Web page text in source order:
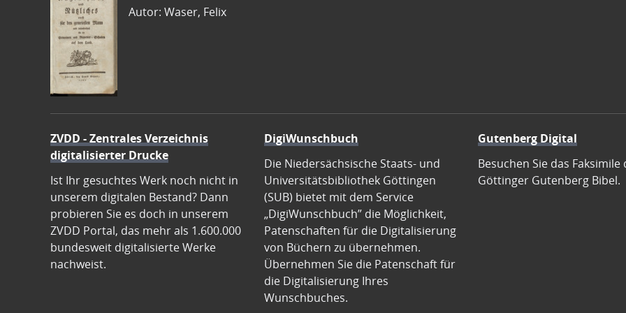
Autor: Waser, Felix
ZVDD - Zentrales Verzeichnis
digitalisierter Drucke
Ist Ihr gesuchtes Werk noch nicht in
unserem digitalen Bestand? Dann
probieren Sie es doch in unserem
ZVDD Portal, das mehr als 1.600.000
bundesweit digitalisierte Werke
nachweist.
DigiWunschbuch
Die Niedersächsische Staats- und
Universitätsbibliothek Göttingen
(SUB) bietet mit dem Service
„DigiWunschbuch” die Möglichkeit,
Patenschaften für die Digitalisierung
von Büchern zu übernehmen.
Übernehmen Sie die Patenschaft für
die Digitalisierung Ihres
Wunschbuches.
Gutenberg Digital
Besuchen Sie das Faksimile
Göttinger Gutenberg Bibel.